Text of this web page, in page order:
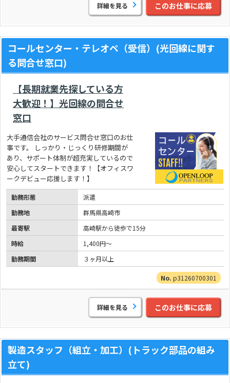
詳細を見る このお仕事に応募
コールセンター・テレオペ（受信）(光回線に関す
る問合せ窓口)
【長期就業先探している方
大歓迎！】光回線の問合せ
窓口
大手通信会社のサービス問合せ窓口のお仕
事です。 しっかり・じっくり研修期間が
あり、サポート体制が超充実しているので
安心してスタートできます！【オフィスワ
ークデビュー応援します！】
勤務形態
派遣
勤務地
群馬県高崎市
最寄駅
高崎駅から徒歩で15分
時給
1,400円～
勤務期間
３ヶ月以上
p31260700301
詳細を見る このお仕事に応募
製造スタッフ（組立・加工）(トラック部品の組み
立て)